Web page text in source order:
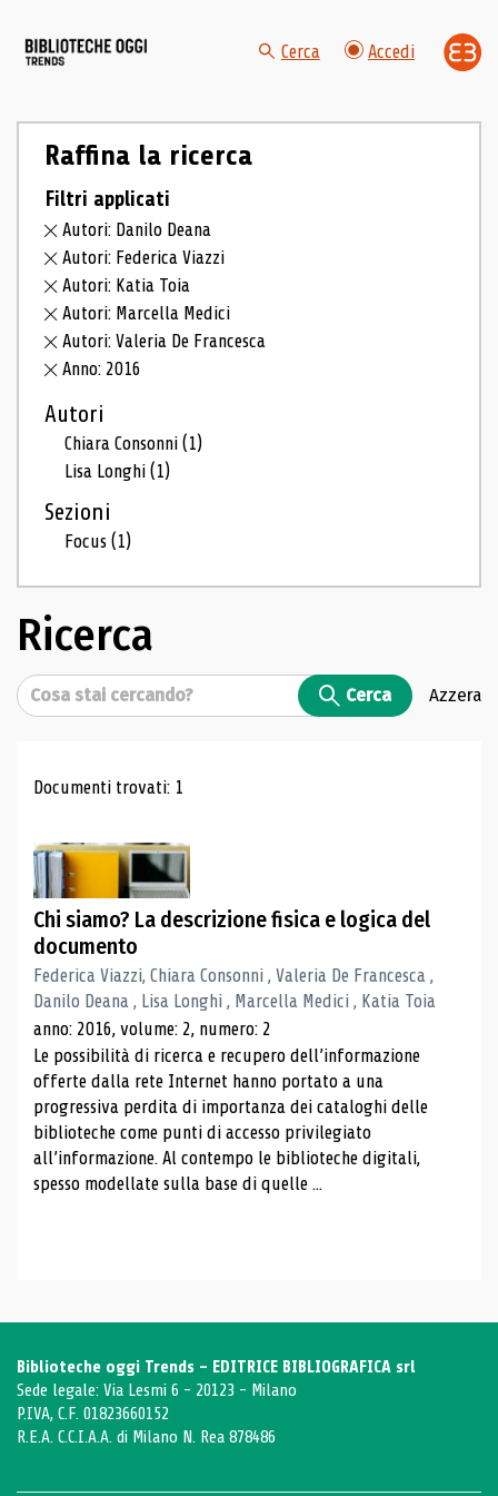
Cerca Accedi
Raffina la ricerca
Filtri applicati
Autori: Danilo Deana
Autori: Federica Viazzi
Autori: Katia Toia
Autori: Marcella Medici
Autori: Valeria De Francesca
Anno: 2016
Autori
Chiara Consonni(1)
Lisa Longhi(1)
Sezioni
Focus(1)
Ricerca
Cerca Cerca Azzera
Risultati di ricerca
Documenti trovati: 1
Chi siamo? La descrizione fisica e logica del
documento
Federica Viazzi, Chiara Consonni , Valeria De Francesca ,
Danilo Deana , Lisa Longhi , Marcella Medici , Katia Toia
anno: 2016, volume: 2, numero: 2
Le possibilità di ricerca e recupero dell’informazione
offerte dalla rete Internet hanno portato a una
progressiva perdita di importanza dei cataloghi delle
biblioteche come punti di accesso privilegiato
all’informazione. Al contempo le biblioteche digitali,
spesso modellate sulla base di quelle ...
Biblioteche oggi Trends - EDITRICE BIBLIOGRAFICA srl
Sede legale: Via Lesmi 6 - 20123 - Milano
P.IVA, C.F. 01823660152
R.E.A. C.C.I.A.A. di Milano N. Rea 878486